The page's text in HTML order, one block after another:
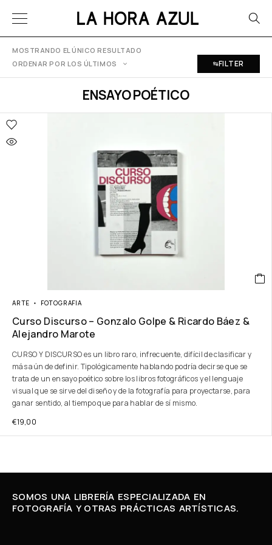
MOSTRANDO EL ÚNICO RESULTADO
ORDENAR POR LOS ÚLTIMOS
FILTER
ENSAYO POÉTICO
ARTE FOTOGRAFIA
Curso Discurso – Gonzalo Golpe & Ricardo Báez &
Alejandro Marote
CURSO Y DISCURSO es un libro raro, infrecuente, difícil de clasificar y
más aún de definir. Tipológicamente hablando podría decirse que se
trata de un ensayo poético sobre los libros fotográficos y el lenguaje
visual que se sirve del diseño y de la fotografía para proyectarse, para
ganar sentido, al tiempo que para hablar de sí mismo.
€19,00
SOMOS UNA LIBRERÍA ESPECIALIZADA EN
FOTOGRAFÍA Y OTRAS PRÁCTICAS ARTÍSTICAS.